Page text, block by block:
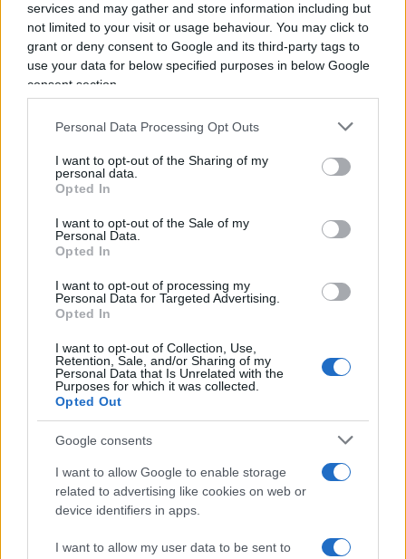
services and may gather and store information including but
not limited to your visit or usage behaviour. You may click to
grant or deny consent to Google and its third-party tags to
use your data for below specified purposes in below Google
consent section.
Personal Data Processing Opt Outs
I want to opt-out of the Sharing of my
personal data.
Opted In
I want to opt-out of the Sale of my
Personal Data.
Opted In
I want to opt-out of processing my
Personal Data for Targeted Advertising.
Opted In
I want to opt-out of Collection, Use,
Retention, Sale, and/or Sharing of my
Personal Data that Is Unrelated with the
Purposes for which it was collected.
Opted Out
Google consents
I want to allow Google to enable storage
related to advertising like cookies on web or
device identifiers in apps.
I want to allow my user data to be sent to
“Video truccati”. Sul caos migranti
la Spd tedesca grida al complotto
22 Settembre 2023, 10:33
La sinistra si illude sui migranti, la